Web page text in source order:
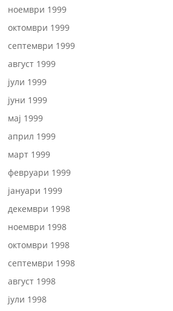
ноември 1999
октомври 1999
септември 1999
август 1999
јули 1999
јуни 1999
мај 1999
април 1999
март 1999
февруари 1999
јануари 1999
декември 1998
ноември 1998
октомври 1998
септември 1998
август 1998
јули 1998